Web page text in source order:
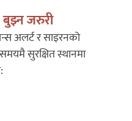
बुझ्न जरुरी
अलर्ट र साइरनको
सुरक्षित स्थानमा